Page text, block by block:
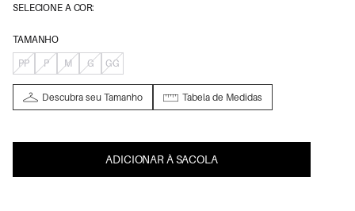
SELECIONE A COR:
TAMANHO
PP
P M G GG
Descubra seu Tamanho Tabela de Medidas
ADICIONAR À SACOLA